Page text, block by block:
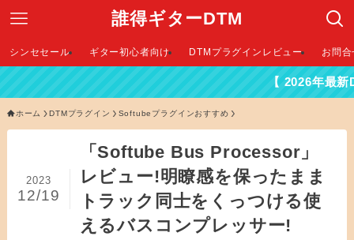
誰得ギターDTM
シンセセール ギター初心者向け DTMプラグインレビュー お問
【 2026年最新DTMセール
ホーム DTMプラグイン Softubeプラグインおすすめ
「Softube Bus Processor」
レビュー!明瞭感を保ったまま
トラック同士をくっつける使
えるバスコンプレッサー!
2023
12/19